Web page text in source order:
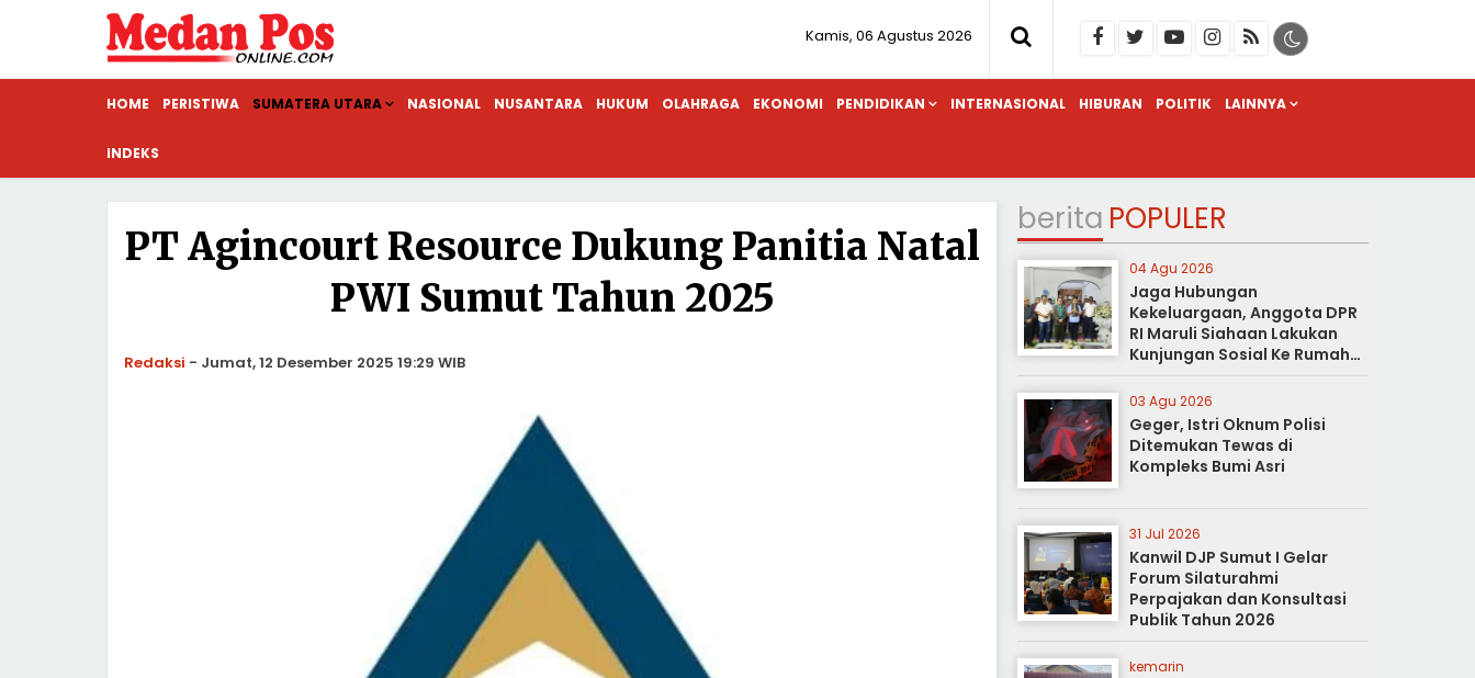
Kamis, 06 Agustus 2026
HOME PERISTIWA SUMATERA UTARA NASIONAL NUSANTARA HUKUM OLAHRAGA EKONOMI PENDIDIKAN INTERNASIONAL HIBURAN POLITIK LAINNYA
INDEKS
PT Agincourt Resource Dukung Panitia Natal
PWI Sumut Tahun 2025
Redaksi - Jumat, 12 Desember 2025 19:29 WIB
berita POPULER
04 Agu 2026
Jaga Hubungan
Kekeluargaan, Anggota DPR
RI Maruli Siahaan Lakukan
Kunjungan Sosial Ke Rumah
Duka
03 Agu 2026
Geger, Istri Oknum Polisi
Ditemukan Tewas di
Kompleks Bumi Asri
31 Jul 2026
Kanwil DJP Sumut I Gelar
Forum Silaturahmi
Perpajakan dan Konsultasi
Publik Tahun 2026
kemarin